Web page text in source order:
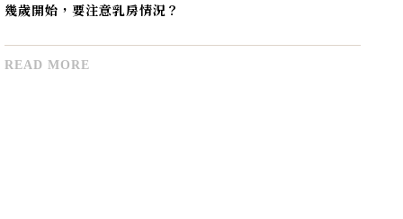
懷孕期間胸部按摩4大好處
READ MORE